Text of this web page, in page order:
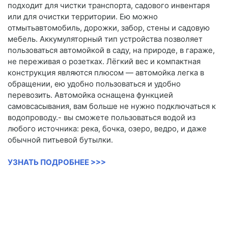
подходит для чистки транспорта, садового инвентаря
или для очистки территории. Ею можно
отмытьавтомобиль, дорожки, забор, стены и садовую
мебель. Аккумуляторный тип устройства позволяет
пользоваться автомойкой в саду, на природе, в гараже,
не переживая о розетках. Лёгкий вес и компактная
конструкция являются плюсом — автомойка легка в
обращении, ею удобно пользоваться и удобно
перевозить. Автомойка оснащена функцией
самовсасывания, вам больше не нужно подключаться к
водопроводу.- вы сможете пользоваться водой из
любого источника: река, бочка, озеро, ведро, и даже
обычной питьевой бутылки.
УЗНАТЬ ПОДРОБНЕЕ >>>